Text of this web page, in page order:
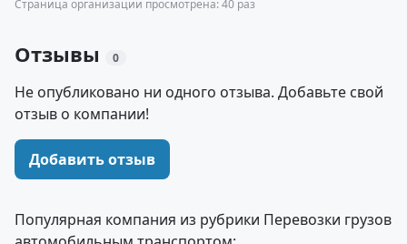
Страница организации просмотрена: 40 раз
Отзывы 0
Не опубликовано ни одного отзыва. Добавьте свой
отзыв о компании!
Добавить отзыв
Популярная компания из рубрики Перевозки грузов